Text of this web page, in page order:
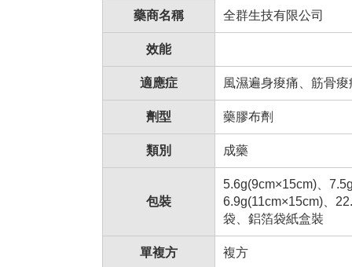
藥商名稱 全群生技有限公司
效能
適應症 風濕遍身痠痛、筋骨痠
劑型 藥膠布劑
類別 成藥
包裝
5.6g(9cm×15cm)、
6.9g(11cm×15cm)、
袋、鋁箔袋紙盒裝
單複方 複方